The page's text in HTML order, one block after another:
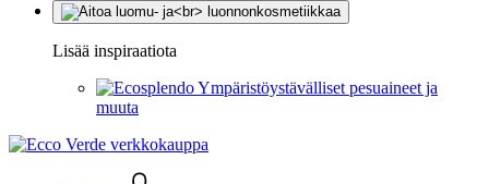
Lisää inspiraatiota
Ympäristöystävälliset pesuaineet ja
muuta